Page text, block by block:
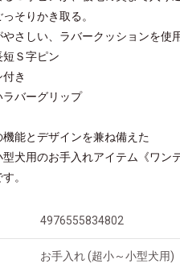
そりかき取る。
やさしい、ラバークッションを使用
短Ｓ字ピン
付き
ラバーグリップ
機能とデザインを兼ね備えた
犬用のお手入れアイテム《ワンテ
。
4976555834802
お手入れ (超小～小型犬用)